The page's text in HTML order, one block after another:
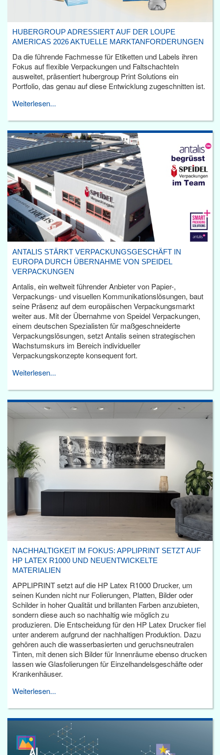
HUBERGROUP ADRESSIERT AUF DER LOUPE
AMERICAS 2026 AKTUELLE MARKTANFORDERUNGEN
Da die führende Fachmesse für Etiketten und Labels ihren
Fokus auf flexible Verpackungen und Faltschachteln
ausweitet, präsentiert hubergroup Print Solutions ein
Portfolio, das genau auf diese Entwicklung zugeschnitten ist.
Weiterlesen...
ANTALIS STÄRKT VERPACKUNGSGESCHÄFT IN
EUROPA DURCH ÜBERNAHME VON SPEIDEL
VERPACKUNGEN
Antalis, ein weltweit führender Anbieter von Papier-,
Verpackungs- und visuellen Kommunikationslösungen, baut
seine Präsenz auf dem europäischen Verpackungsmarkt
weiter aus. Mit der Übernahme von Speidel Verpackungen,
einem deutschen Spezialisten für maßgeschneiderte
Verpackungslösungen, setzt Antalis seinen strategischen
Wachstumskurs im Bereich individueller
Verpackungskonzepte konsequent fort.
Weiterlesen...
NACHHALTIGKEIT IM FOKUS: APPLIPRINT SETZT AUF
HP LATEX R1000 UND NEUENTWICKELTE
MATERIALIEN
APPLIPRINT setzt auf die HP Latex R1000 Drucker, um
seinen Kunden nicht nur Folierungen, Platten, Bilder oder
Schilder in hoher Qualität und brillanten Farben anzubieten,
sondern diese auch so nachhaltig wie möglich zu
produzieren. Die Entscheidung für den HP Latex Drucker fiel
unter anderem aufgrund der nachhaltigen Produktion. Dazu
gehören auch die wasserbasierten und geruchsneutralen
Tinten, mit denen sich Bilder für Innenräume ebenso drucken
lassen wie Glasfolierungen für Einzelhandelsgeschäfte oder
Krankenhäuser.
Weiterlesen...